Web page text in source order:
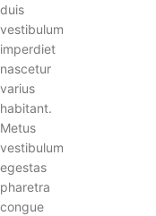
duis
vestibulum
imperdiet
nascetur
varius
habitant.
Metus
vestibulum
egestas
pharetra
congue